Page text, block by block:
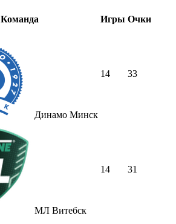
Команда Игры Очки
Динамо Минск
14 33
МЛ Витебск
14 31